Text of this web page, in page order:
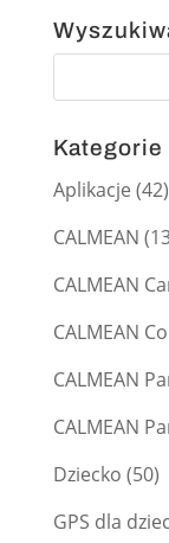
Kategorie
Aplikacje (42)
CALMEAN
CALMEAN
CALMEAN
CALMEAN
CALMEAN
Dziecko (50)
GPS dla